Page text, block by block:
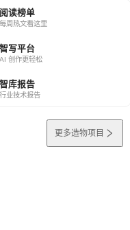
阅读榜单
每周热文看这里
智写平台
AI 创作更轻松
智库报告
行业技术报告
更多造物项目